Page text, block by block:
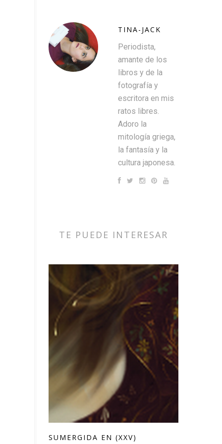
TINA-JACK
Periodista,
amante de los
libros y de la
fotografía y
escritora en mis
ratos libres.
Adoro la
mitología griega,
la fantasía y la
cultura japonesa.
TE PUEDE INTERESAR
SUMERGIDA EN (XXV)